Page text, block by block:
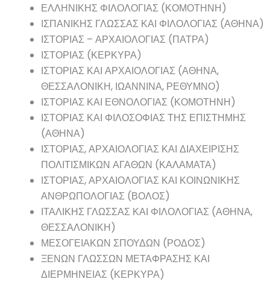
ΕΛΛΗΝΙΚΗΣ ΦΙΛΟΛΟΓΙΑΣ (ΚΟΜΟΤΗΝΗ)
ΙΣΠΑΝΙΚΗΣ ΓΛΩΣΣΑΣ ΚΑΙ ΦΙΛΟΛΟΓΙΑΣ (ΑΘΗΝΑ)
ΙΣΤΟΡΙΑΣ – ΑΡΧΑΙΟΛΟΓΙΑΣ (ΠΑΤΡΑ)
ΙΣΤΟΡΙΑΣ (ΚΕΡΚΥΡΑ)
ΙΣΤΟΡΙΑΣ ΚΑΙ ΑΡΧΑΙΟΛΟΓΙΑΣ (ΑΘΗΝΑ,
ΘΕΣΣΑΛΟΝΙΚΗ, ΙΩΑΝΝΙΝΑ, ΡΕΘΥΜΝΟ)
ΙΣΤΟΡΙΑΣ ΚΑΙ ΕΘΝΟΛΟΓΙΑΣ (ΚΟΜΟΤΗΝΗ)
ΙΣΤΟΡΙΑΣ ΚΑΙ ΦΙΛΟΣΟΦΙΑΣ ΤΗΣ ΕΠΙΣΤΗΜΗΣ
(ΑΘΗΝΑ)
ΙΣΤΟΡΙΑΣ, ΑΡΧΑΙΟΛΟΓΙΑΣ ΚΑΙ ΔΙΑΧΕΙΡΙΣΗΣ
ΠΟΛΙΤΙΣΜΙΚΩΝ ΑΓΑΘΩΝ (ΚΑΛΑΜΑΤΑ)
ΙΣΤΟΡΙΑΣ, ΑΡΧΑΙΟΛΟΓΙΑΣ ΚΑΙ ΚΟΙΝΩΝΙΚΗΣ
ΑΝΘΡΩΠΟΛΟΓΙΑΣ (ΒΟΛΟΣ)
ΙΤΑΛΙΚΗΣ ΓΛΩΣΣΑΣ ΚΑΙ ΦΙΛΟΛΟΓΙΑΣ (ΑΘΗΝΑ,
ΘΕΣΣΑΛΟΝΙΚΗ)
ΜΕΣΟΓΕΙΑΚΩΝ ΣΠΟΥΔΩΝ (ΡΟΔΟΣ)
ΞΕΝΩΝ ΓΛΩΣΣΩΝ ΜΕΤΑΦΡΑΣΗΣ ΚΑΙ
ΔΙΕΡΜΗΝΕΙΑΣ (ΚΕΡΚΥΡΑ)